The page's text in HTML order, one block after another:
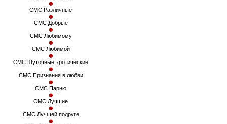
СМС Различные
СМС Добрые
СМС Любимому
СМС Любимой
СМС Шуточные эротические
СМС Признания в любви
СМС Парню
СМС Лучшие
СМС Лучшей подруге